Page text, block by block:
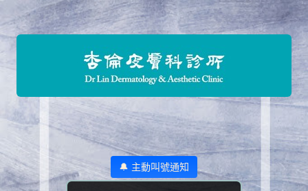
🔔 主動叫號通知